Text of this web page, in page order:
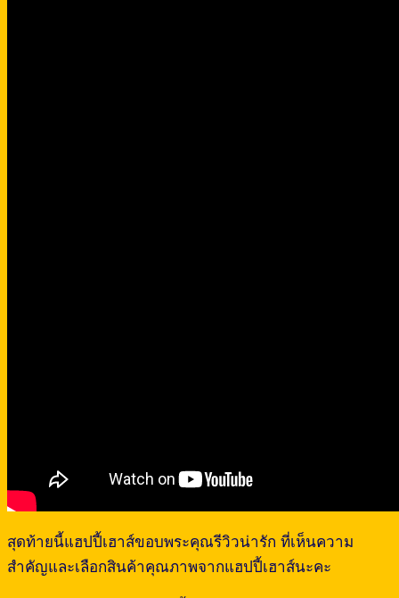
สุดท้ายนี้แฮปปี้เฮาส์ขอบพระคุณรีวิวน่ารัก ที่เห็นความ
สำคัญและเลือกสินค้าคุณภาพจากแฮปปี้เฮาส์นะคะ